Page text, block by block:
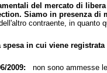
del mercato di
Siamo in presenza di
contraente, in quanto
in cui viene
2009: non sono ammesse